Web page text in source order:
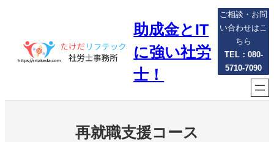
プ
助成金とIT
に強い社労
士！
ご相談・お問
い合わせはこ
ちら
TEL：080-
5710-7090
再就職支援コース